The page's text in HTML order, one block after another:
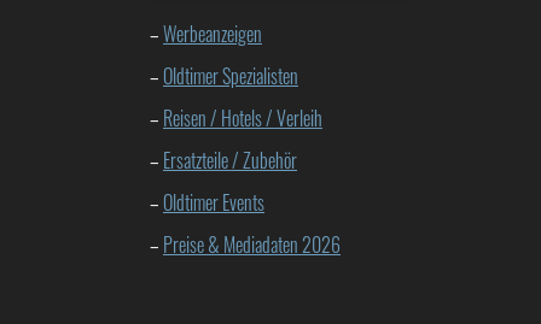
–Werbeanzeigen
– Oldtimer Spezialisten
– Reisen / Hotels / Verleih
– Ersatzteile / Zubehör
– Oldtimer Events
– Preise & Mediadaten 2026